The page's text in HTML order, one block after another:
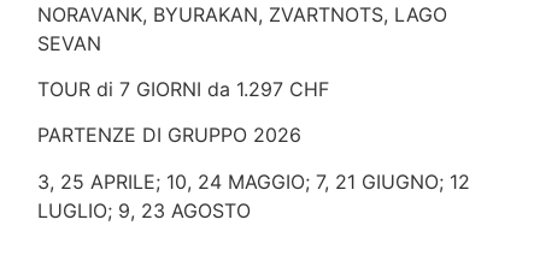
NORAVANK, BYURAKAN, ZVARTNOTS, LAGO
SEVAN
TOUR di 7 GIORNI da 1.297 CHF
PARTENZE DI GRUPPO 2026
3, 25 APRILE; 10, 24 MAGGIO; 7, 21 GIUGNO; 12
LUGLIO; 9, 23 AGOSTO